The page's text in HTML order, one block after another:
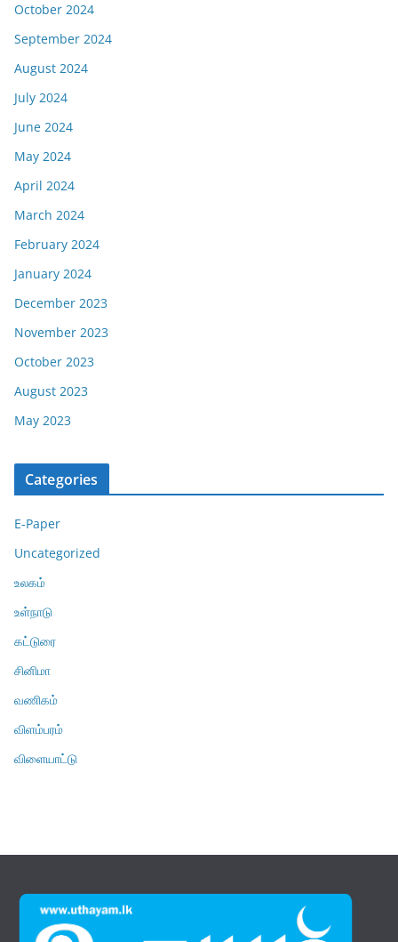
October 2024
September 2024
August 2024
July 2024
June 2024
May 2024
April 2024
March 2024
February 2024
January 2024
December 2023
November 2023
October 2023
August 2023
May 2023
Categories
E-Paper
Uncategorized
உலகம்
உள்நாடு
கட்டுரை
சினிமா
வணிகம்
விளம்பரம்
விளையாட்டு